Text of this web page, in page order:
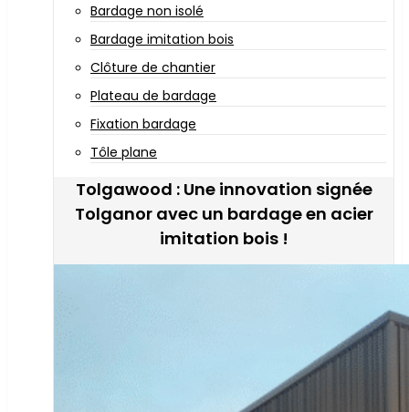
Bardage non isolé
Bardage imitation bois
Clôture de chantier
Plateau de bardage
Fixation bardage
Tôle plane
Tolgawood : Une innovation signée
Tolganor avec un bardage en acier
imitation bois !